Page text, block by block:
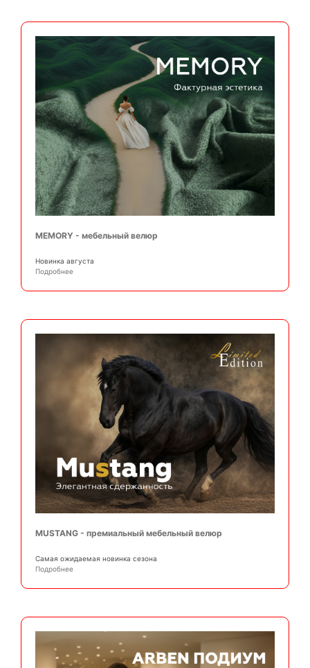
MEMORY - мебельный велюр
Новинка августа
Подробнее
MUSTANG - премиальный мебельный велюр
Самая ожидаемая новинка сезона
Подробнее